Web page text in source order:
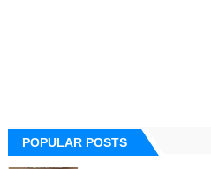
POPULAR POSTS